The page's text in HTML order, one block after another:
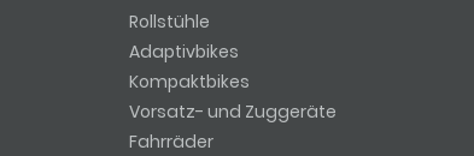
Rollstühle
Adaptivbikes
Kompaktbikes
Vorsatz- und Zuggeräte
Fahrräder